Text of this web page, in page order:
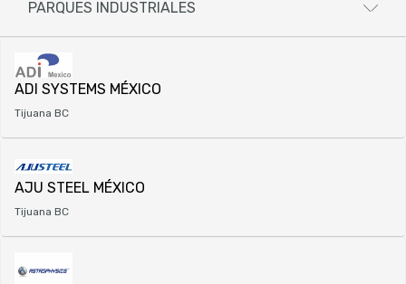
PARQUES INDUSTRIALES
ADI SYSTEMS MÉXICO
Tijuana BC
AJU STEEL MÉXICO
Tijuana BC